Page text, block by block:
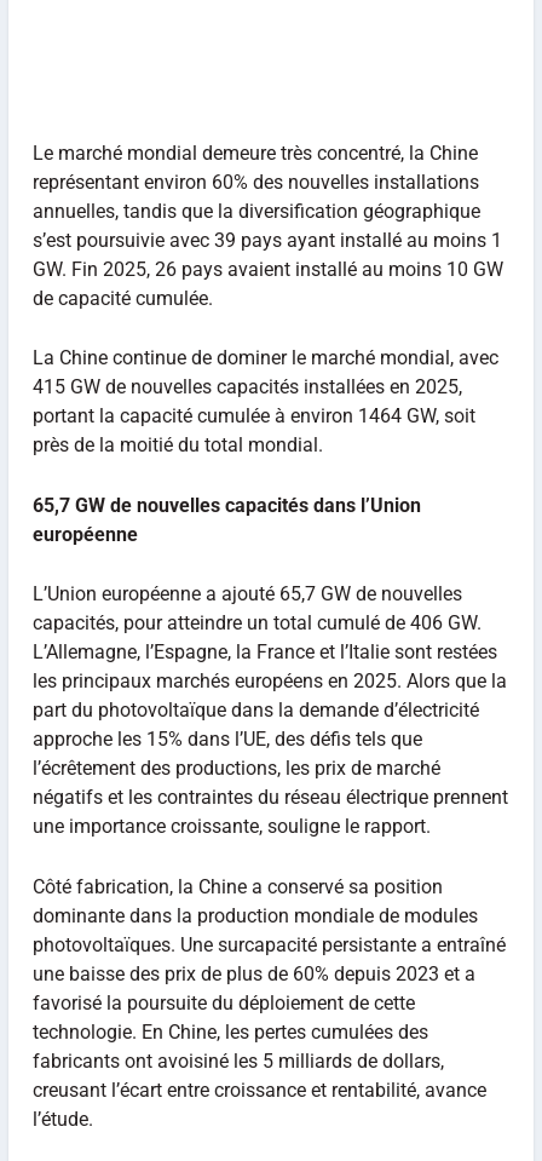
Le marché mondial demeure très concentré, la Chine
représentant environ 60% des nouvelles installations
annuelles, tandis que la diversification géographique
s’est poursuivie avec 39 pays ayant installé au moins 1
GW. Fin 2025, 26 pays avaient installé au moins 10 GW
de capacité cumulée.
La Chine continue de dominer le marché mondial, avec
415 GW de nouvelles capacités installées en 2025,
portant la capacité cumulée à environ 1464 GW, soit
près de la moitié du total mondial.
65,7 GW de nouvelles capacités dans l’Union
européenne
L’Union européenne a ajouté 65,7 GW de nouvelles
capacités, pour atteindre un total cumulé de 406 GW.
L’Allemagne, l’Espagne, la France et l’Italie sont restées
les principaux marchés européens en 2025. Alors que la
part du photovoltaïque dans la demande d’électricité
approche les 15% dans l’UE, des défis tels que
l’écrêtement des productions, les prix de marché
négatifs et les contraintes du réseau électrique prennent
une importance croissante, souligne le rapport.
Côté fabrication, la Chine a conservé sa position
dominante dans la production mondiale de modules
photovoltaïques. Une surcapacité persistante a entraîné
une baisse des prix de plus de 60% depuis 2023 et a
favorisé la poursuite du déploiement de cette
technologie. En Chine, les pertes cumulées des
fabricants ont avoisiné les 5 milliards de dollars,
creusant l’écart entre croissance et rentabilité, avance
l’étude.